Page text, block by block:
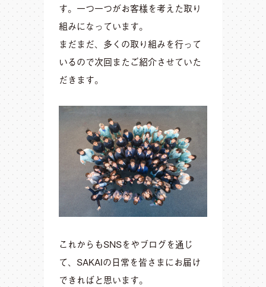
す。一つ一つがお客様を考えた取り
組みになっています。
まだまだ、多くの取り組みを行って
いるので次回またご紹介させていた
だきます。
これからもSNSをやブログを通じ
て、SAKAIの日常を皆さまにお届け
できればと思います。